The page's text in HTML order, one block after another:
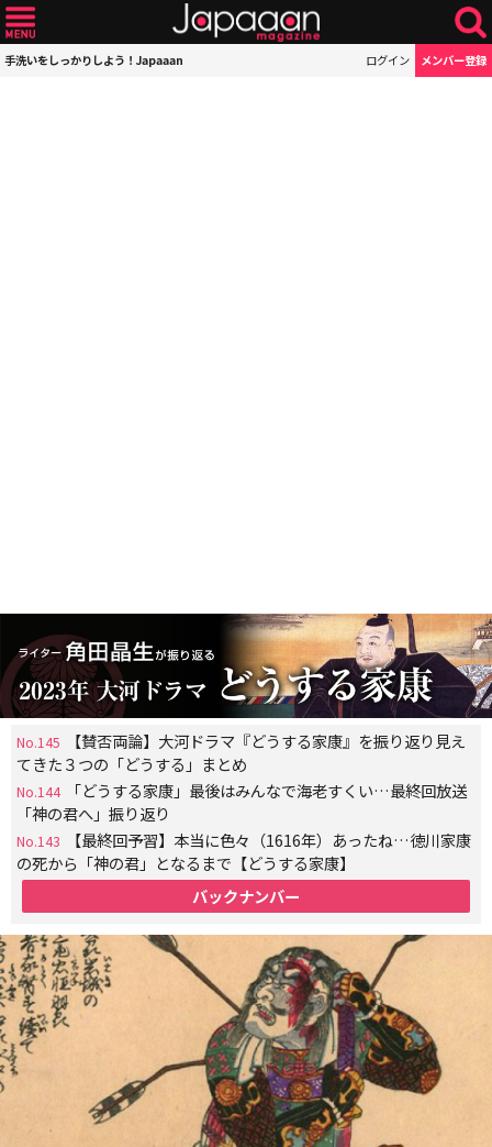
手洗いをしっかりしよう！Japaaan ログイン メンバー登録
No.145
【賛否両論】大河ドラマ『どうする家康』を振り返り見え
てきた３つの「どうする」まとめ
No.144
「どうする家康」最後はみんなで海老すくい…最終回放送
「神の君へ」振り返り
No.143
【最終回予習】本当に色々（1616年）あったね…徳川家康
の死から「神の君」となるまで【どうする家康】
バックナンバー